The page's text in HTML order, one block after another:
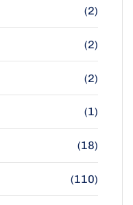
(2)
(2)
(2)
(1)
(18)
(110)